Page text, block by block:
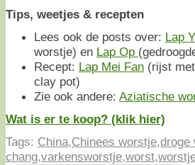
Tips, weetjes & recepten
Lees ook de posts over: Lap
worstje) en Lap Op
Recept: Lap Mei Fan (rijst
clay pot)
Zie ook andere: Aziatische
Wat is er te koop? (klik hier)
Tags: China,Chinees worstje,droge
chang,varkensworstje,worst,